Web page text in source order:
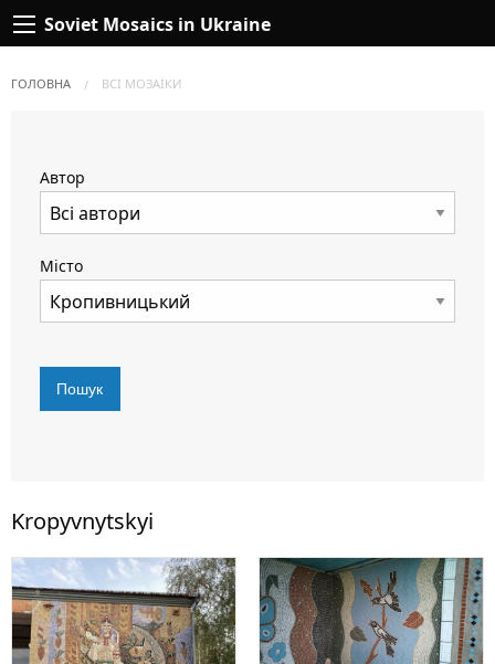
Soviet Mosaics in Ukraine
ГОЛОВНА ВСІ МОЗАЇКИ
Автор
Місто
Пошук
Kropyvnytskyi